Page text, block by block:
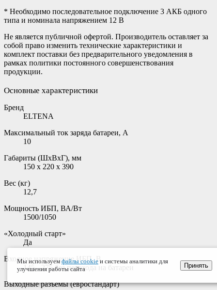
* Необходимо последовательное подключение 3 АКБ одного
типа и номинала напряжением 12 В
Не является публичной офертой. Производитель оставляет за
собой право изменить технические характеристики и
комплект поставки без предварительного уведомления в
рамках политики постоянного совершенствования
продукции.
Основные характеристики
Бренд
ELTENA
Максимальный ток заряда батареи, А
10
Габариты (ШхВхГ), мм
150 х 220 х 390
Вес (кг)
12,7
Мощность ИБП, ВА/Вт
1500/1050
«Холодный старт»
Да
Входное напряжение ИБП, В
145 - 275 без перехода на батареи
Выходные разъемы (евростандарт)
Мы используем файлы cookie и системы аналитики для
улучшения работы сайта
Принять